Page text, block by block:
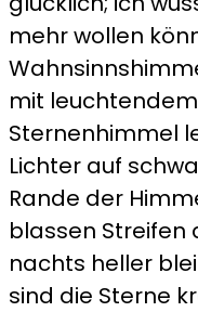
mehr wollen
mit
Sternenhimmel
Lichter auf
Rande der
blassen Streifen
nachts heller
sind die Sterne